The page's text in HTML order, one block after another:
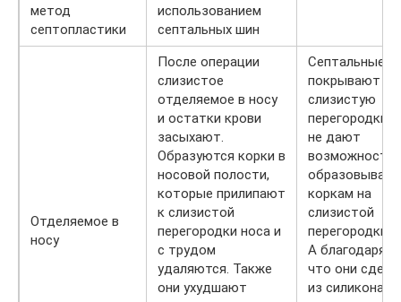
метод
септопластики
использованием
септальных шин
Отделяемое в
носу
После операции
слизистое
отделяемое в носу
и остатки крови
засыхают.
Образуются корки в
носовой полости,
которые прилипают
к слизистой
перегородки носа и
с трудом
удаляются. Также
они ухудшают
Септальные
покрывают
слизистую
перегородки
не дают
возможности
коркам на
слизистой
перегородки
А благодаря
что они
из силикона,